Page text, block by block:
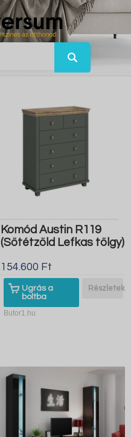
Komód Austin R119
(Sötétzöld Lefkas tölgy)
154.600 Ft
Ugrás a
boltba
Részletek
Butor1.hu